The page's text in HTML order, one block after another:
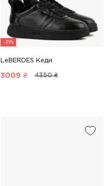
-31%
LeBERDES Кеди
3009 ₴ 4350 ₴